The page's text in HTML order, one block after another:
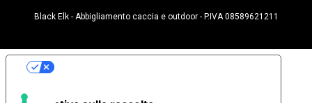
Black Elk - Abbigliamento caccia e outdoor - P.IVA 08589621211
Le tue preferenze relative alla privacy